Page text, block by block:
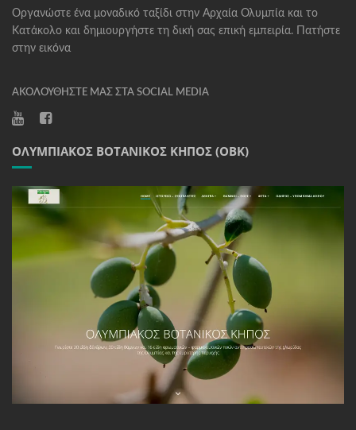
Οργανώστε ένα μοναδικό ταξίδι στην Αρχαία Ολυμπία και το
Κατάκολο και δημιουργήστε τη δική σας επική εμπειρία. Πατήστε
στην εικόνα
ΑΚΟΛΟΥΘΉΣΤΕ ΜΑΣ ΣΤΑ SOCIAL MEDIA
ΟΛΥΜΠΙΑΚΌΣ ΒΟΤΑΝΙΚΌΣ ΚΉΠΟΣ (ΟΒΚ)